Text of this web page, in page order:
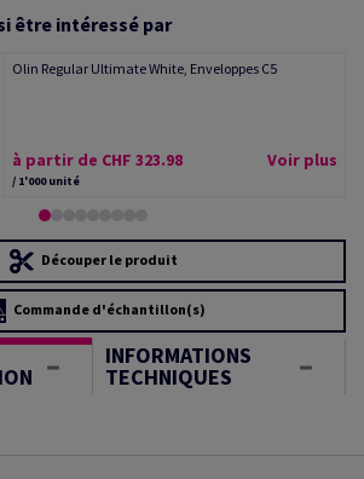
être intéressé par
Olin Regular Ultimate White, Enveloppes C5
à partir de CHF 323.98
/ 1'000 unité
Voir plus
Découper le produit
Commande d'échantillon(s)
INFORMATIONS
TECHNIQUES